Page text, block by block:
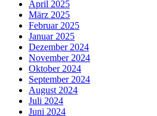
April 2025
März 2025
Februar 2025
Januar 2025
Dezember 2024
November 2024
Oktober 2024
September 2024
August 2024
Juli 2024
Juni 2024